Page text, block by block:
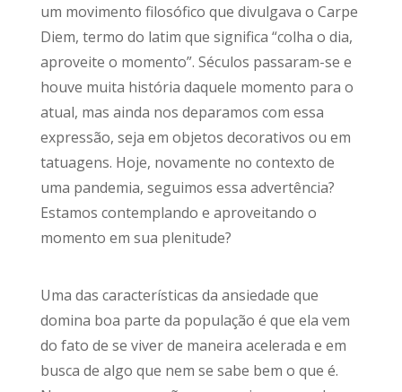
um movimento filosófico que divulgava o Carpe
Diem, termo do latim que significa “colha o dia,
aproveite o momento”. Séculos passaram-se e
houve muita história daquele momento para o
atual, mas ainda nos deparamos com essa
expressão, seja em objetos decorativos ou em
tatuagens. Hoje, novamente no contexto de
uma pandemia, seguimos essa advertência?
Estamos contemplando e aproveitando o
momento em sua plenitude?
Uma das características da ansiedade que
domina boa parte da população é que ela vem
do fato de se viver de maneira acelerada e em
busca de algo que nem se sabe bem o que é.